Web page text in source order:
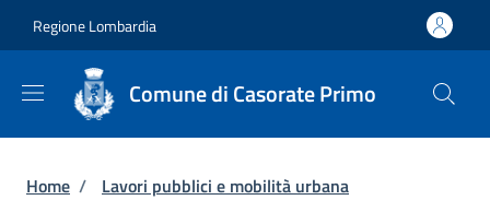
Regione Lombardia
Comune di Casorate Primo
Briciole di pane
Home / Lavori pubblici e mobilità urbana